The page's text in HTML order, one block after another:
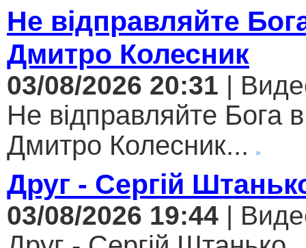
Не відправляйте
Дмитро Колесник
03/08/2026 20:31 |
Не відправляйте Бога
Дмитро Колесник...
Друг - Сергій
03/08/2026 19:44 |